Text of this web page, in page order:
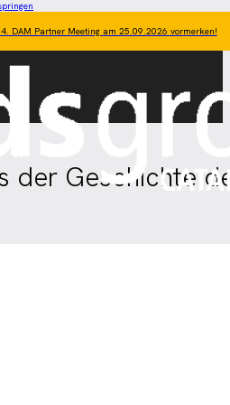
DAM Partner Meeting am 25.09.2026 vormerken!
der Geschichte